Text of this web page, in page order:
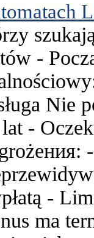
-
Nie
lat -
-
ma